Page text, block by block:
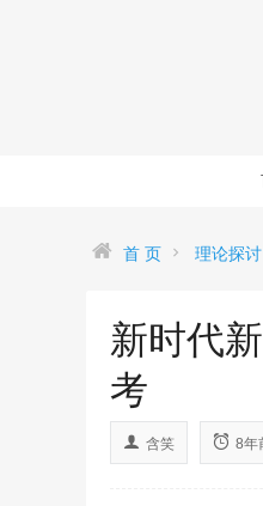
首 页 理论探讨
新时代
考
含笑 8年